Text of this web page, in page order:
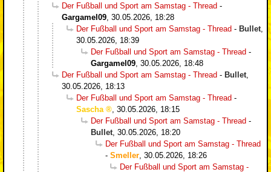
Der Fußball und Sport am Samstag - Thread -
Gargamel09 30.05.2026, 18:28
Der Fußball und Sport am Samstag - Thread - Bullet
30.05.2026, 18:39
Der Fußball und Sport am Samstag - Thread -
Gargamel09 30.05.2026, 18:48
Der Fußball und Sport am Samstag - Thread - Bullet
30.05.2026, 18:13
Der Fußball und Sport am Samstag - Thread -
Sascha
30.05.2026, 18:15
Der Fußball und Sport am Samstag - Thread -
Bullet 30.05.2026, 18:20
Der Fußball und Sport am Samstag - Thread
- Smeller 30.05.2026, 18:26
Der Fußball und Sport am Samstag -